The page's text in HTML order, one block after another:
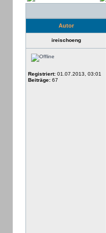
Autor
ireischoeng
Registriert:01.07.2013, 03:01
Beiträge:67